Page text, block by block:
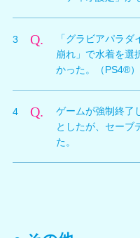
いようお願い致し
[進行停止になる組
なお、アップデー
ンライン環境をお
トをお願いします
くことで、設定
Ver1.01にて、再
しました。
3 Q.
「グラビアパラ
崩れ」で水着を選
かった。（PS4®）
択できてしまいま
い場合は、「着崩
たしません。
場合は、「着崩れ
ンライン環境をお
4 Q.
ゲームが強制終了
としたが、セーブ
た。
ーブデータが破
づらくなります。